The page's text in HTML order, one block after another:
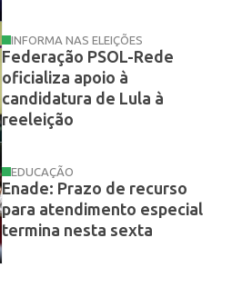
INFORMA NAS ELEIÇÕES
Federação PSOL-Rede
oficializa apoio à
candidatura de Lula à
reeleição
EDUCAÇÃO
Enade: Prazo de recurso
para atendimento especial
termina nesta sexta